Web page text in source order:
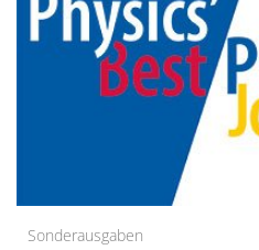
Sonderausgaben